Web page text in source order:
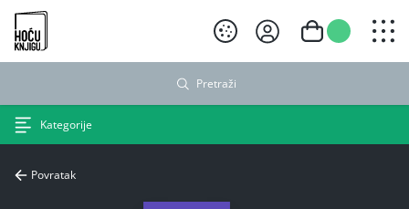
Hoću knjigu crni logo
Pretraži
Kategorije
Povratak